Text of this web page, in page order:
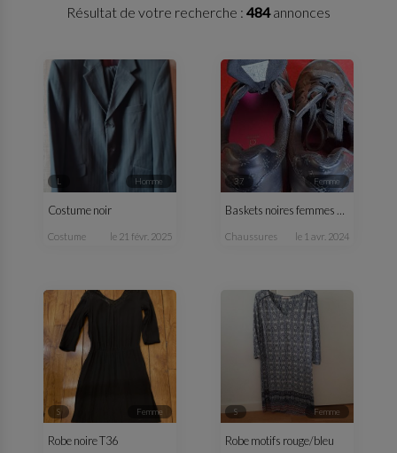
Résultat de votre recherche : 484annonces
L homme
Costume noir
costume le 21 févr. 2025
37 femme
Baskets noires femmes T37
chaussures le 1 avr. 2024
S femme
Robe noire T36
S femme
Robe motifs rouge/bleu